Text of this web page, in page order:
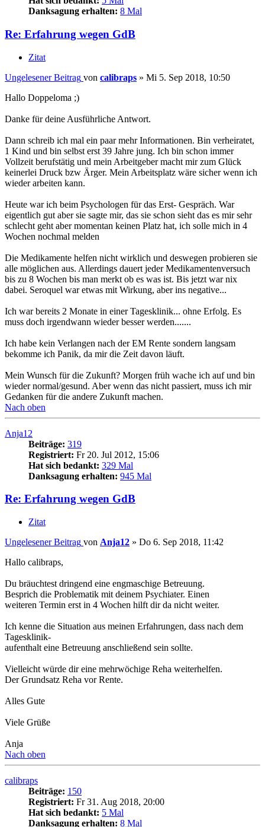
Danksagung erhalten: 8 Mal
Re: Erfahrung wegen GdB
Zitat
Ungelesener Beitrag von calibraps » Mi 5. Sep 2018, 10:50
Hallo Doppeloma ;)
Danke für deine Ausführliche Antwort.
Dann schreib ich mal ein paar mehr Informationen. Bin verheiratet,
1 Kind und bin selbst erst 39 Jahre jung. Ich bin schon immer
Vollzeit berufstätig und mein Arbeitgeber macht mir zum Glück
keinerlei Druck bzw Ärger. Mein Arbeitsplatz wäre sicher wenn ich
wieder arbeiten kann.
Heute war ich beim Psychologen für das Erst- Gespräch. War
eigentlich gut aber sie sagte mir, das sie schon sieht das es mir sehr
schlecht geht aber momentan keinen Platz hat, ich solle mich in 4
Wochen nochmal melden
Die Medikamente helfen nicht wirklich und deswegen probieren sie
alle möglichen aus. Allerdings dauert jeder Medikamentenversuch
bis zu 8 Wochen bis man merkt ob es was ist. Bis jetzt war nix
dabei. Seroquel war etwas mit Wirkung, aber ins negative...
Ich war bereits 2 Monate in einer Tagesklinik... ohne Erfolg. Es
muss doch irgendwann wieder besser werden.......
Ich habe kein Verlangen nach der EM Rente sondern langsam
bekomme ich Panik, da mir die Zeit davon läuft.
Mein Wunsch für die Zukunft? Morgen früh wache ich auf und bin
wieder normal/gesund. Aber wenn das nicht passiert, muss ich mir
Gedanken für die andere Zukunft machen.
Nach oben
Anja12
Beiträge: 319
Registriert: Fr 20. Jul 2012, 15:06
Hat sich bedankt: 329 Mal
Danksagung erhalten: 945 Mal
Re: Erfahrung wegen GdB
Zitat
Ungelesener Beitrag von Anja12 » Do 6. Sep 2018, 11:42
Hallo calibraps,
Du bräuchtest dringend eine engmaschige Betreuung.
Besprich die Problematik mit deinem Psychiater. Einen
weiteren Termin erst in 4 Wochen hilft dir da nicht weiter.
Ich kenne die Situation aus meinen Erfahrungen, dass nach dem
Tagesklinik-
aufenthalt eine Betreuung anschließend sein sollte.
Vielleicht würde dir eine mehrwöchige Reha weiterhelfen.
Der Grundsatz Reha vor Rente.
Alles Gute
Viele Grüße
Anja
Nach oben
calibraps
Beiträge: 150
Registriert: Fr 31. Aug 2018, 20:00
Hat sich bedankt: 5 Mal
Danksagung erhalten: 8 Mal